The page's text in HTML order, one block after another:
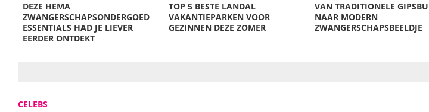
DEZE HEMA
ZWANGERSCHAPSONDERGOED
ESSENTIALS HAD JE LIEVER
EERDER ONTDEKT
TOP 5 BESTE LANDAL
VAKANTIEPARKEN VOOR
GEZINNEN DEZE ZOMER
VAN TRADITIONELE
NAAR MODERN
ZWANGERSCHAPSBEELDJE
CELEBS